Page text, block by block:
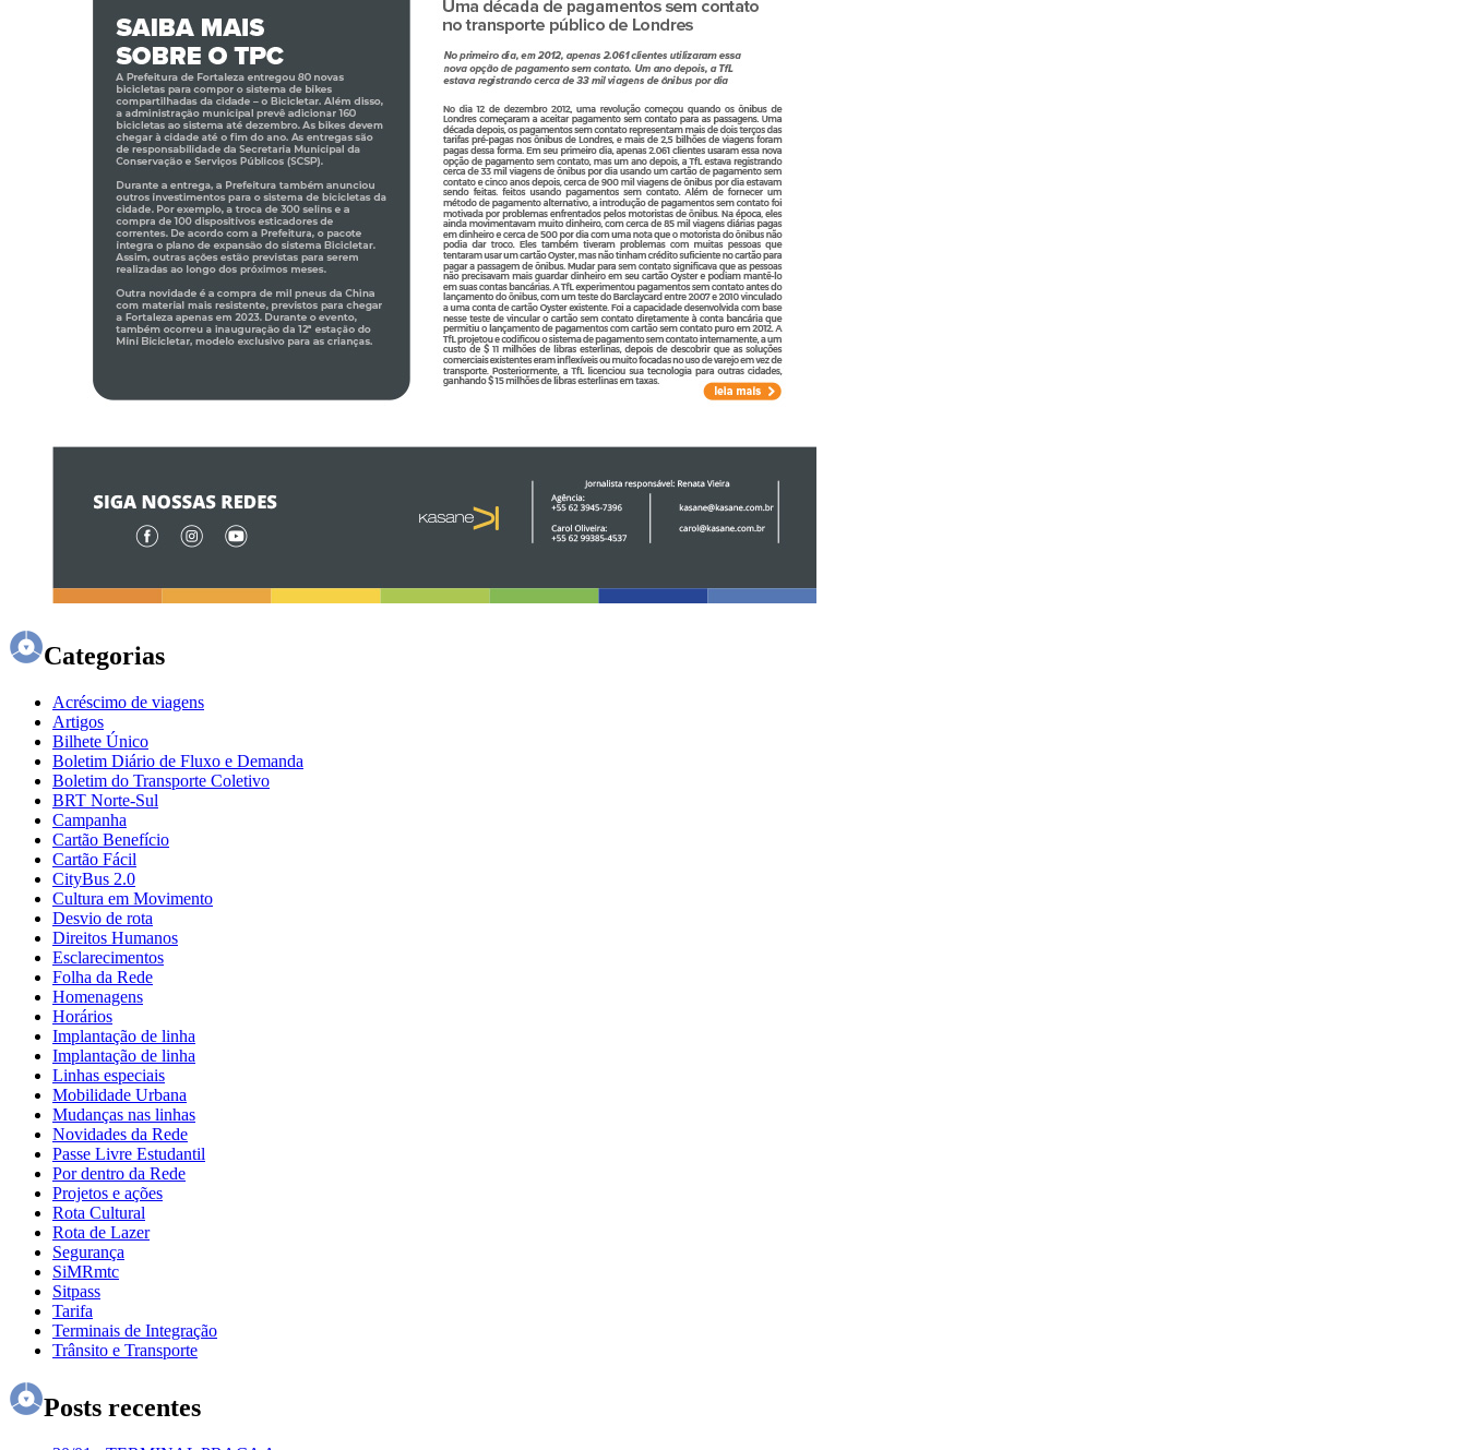
Categorias
Acréscimo de viagens
Artigos
Bilhete Único
Boletim Diário de Fluxo e Demanda
Boletim do Transporte Coletivo
BRT Norte-Sul
Campanha
Cartão Benefício
Cartão Fácil
CityBus 2.0
Cultura em Movimento
Desvio de rota
Direitos Humanos
Esclarecimentos
Folha da Rede
Homenagens
Horários
Implantação de linha
Implantação de linha
Linhas especiais
Mobilidade Urbana
Mudanças nas linhas
Novidades da Rede
Passe Livre Estudantil
Por dentro da Rede
Projetos e ações
Rota Cultural
Rota de Lazer
Segurança
SiMRmtc
Sitpass
Tarifa
Terminais de Integração
Trânsito e Transporte
Posts recentes